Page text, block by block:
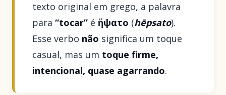
texto original em grego, a palavra
para“tocar” é ἥψατο (hēpsato).
Esse verbo não significa um toque
casual, mas um toque firme,
intencional, quase agarrando.